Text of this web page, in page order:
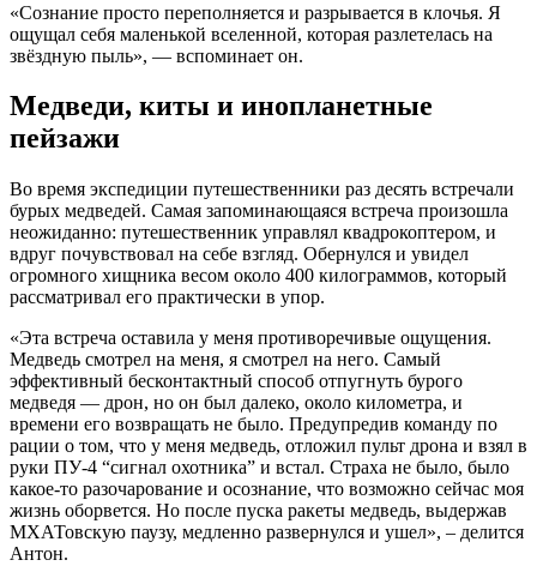
«Сознание просто переполняется и разрывается в клочья. Я
ощущал себя маленькой вселенной, которая разлетелась на
звёздную пыль», — вспоминает он.
Медведи, киты и инопланетные
пейзажи
Во время экспедиции путешественники раз десять встречали
бурых медведей. Самая запоминающаяся встреча произошла
неожиданно: путешественник управлял квадрокоптером, и
вдруг почувствовал на себе взгляд. Обернулся и увидел
огромного хищника весом около 400 килограммов, который
рассматривал его практически в упор.
«Эта встреча оставила у меня противоречивые ощущения.
Медведь смотрел на меня, я смотрел на него. Самый
эффективный бесконтактный способ отпугнуть бурого
медведя — дрон, но он был далеко, около километра, и
времени его возвращать не было. Предупредив команду по
рации о том, что у меня медведь, отложил пульт дрона и взял в
руки ПУ-4 “сигнал охотника” и встал. Страха не было, было
какое-то разочарование и осознание, что возможно сейчас моя
жизнь оборвется. Но после пуска ракеты медведь, выдержав
МХАТовскую паузу, медленно развернулся и ушел», – делится
Антон.